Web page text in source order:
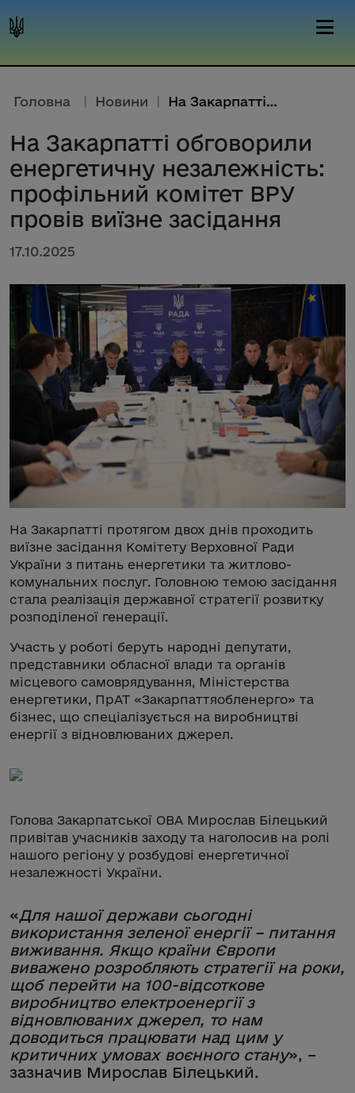
Головна | Новини | На Закарпатті обговорили енерг...
На Закарпатті обговорили
енергетичну незалежність:
профільний комітет ВРУ
провів виїзне засідання
17.10.2025
На Закарпатті протягом двох днів проходить
виїзне засідання Комітету Верховної Ради
України з питань енергетики та житлово-
комунальних послуг. Головною темою засідання
стала реалізація державної стратегії розвитку
розподіленої генерації.
Участь у роботі беруть народні депутати,
представники обласної влади та органів
місцевого самоврядування, Міністерства
енергетики, ПрАТ «Закарпаттяобленерго» та
бізнес, що спеціалізується на виробництві
енергії з відновлюваних джерел.
Голова Закарпатської ОВА Мирослав Білецький
привітав учасників заходу та наголосив на ролі
нашого регіону у розбудові енергетичної
незалежності України.
«Для нашої держави сьогодні
використання зеленої енергії – питання
виживання. Якщо країни Європи
виважено розробляють стратегії на роки,
щоб перейти на 100-відсоткове
виробництво електроенергії з
відновлюваних джерел, то нам
доводиться працювати над цим у
критичних умовах воєнного стану», –
зазначив Мирослав Білецький.